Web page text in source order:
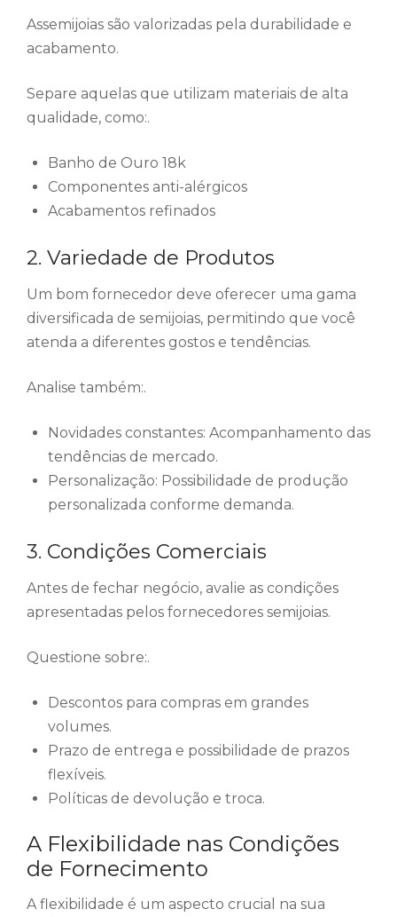
Assemijoias são valorizadas pela durabilidade e
acabamento.
Separe aquelas que utilizam materiais de alta
qualidade, como:.
Banho de Ouro 18k
Componentes anti-alérgicos
Acabamentos refinados
2. Variedade de Produtos
Um bom fornecedor deve oferecer uma gama
diversificada de semijoias, permitindo que você
atenda a diferentes gostos e tendências.
Analise também:.
Novidades constantes: Acompanhamento das
tendências de mercado.
Personalização: Possibilidade de produção
personalizada conforme demanda.
3. Condições Comerciais
Antes de fechar negócio, avalie as condições
apresentadas pelos fornecedores semijoias.
Questione sobre:.
Descontos para compras em grandes
volumes.
Prazo de entrega e possibilidade de prazos
flexíveis.
Políticas de devolução e troca.
A Flexibilidade nas Condições
de Fornecimento
A flexibilidade é um aspecto crucial na sua